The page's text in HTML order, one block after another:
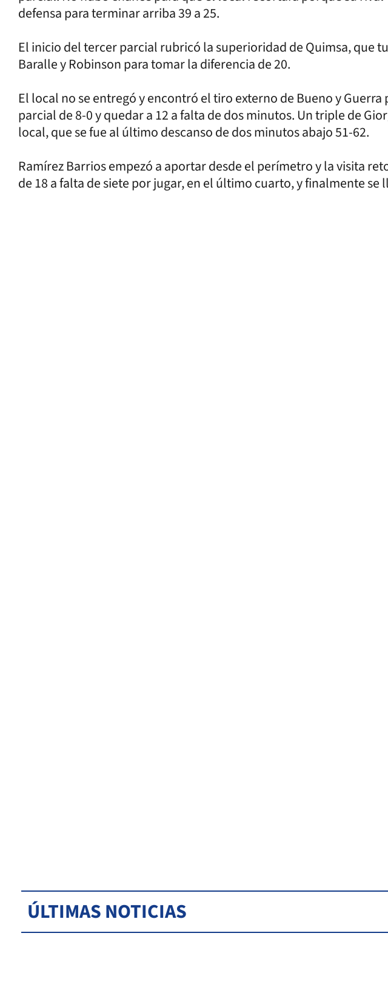
defensa para terminar arriba 39 a 25.
El inicio del tercer parcial rubricó la superioridad de Quimsa, que
Baralle y Robinson para tomar la diferencia de 20.
El local no se entregó y encontró el tiro externo de Bueno y Guerra
parcial de 8-0 y quedar a 12 a falta de dos minutos. Un triple de
local, que se fue al último descanso de dos minutos abajo 51-62.
Ramírez Barrios empezó a aportar desde el perímetro y la visita
de 18 a falta de siete por jugar, en el último cuarto, y finalmente se
ÚLTIMAS NOTICIAS